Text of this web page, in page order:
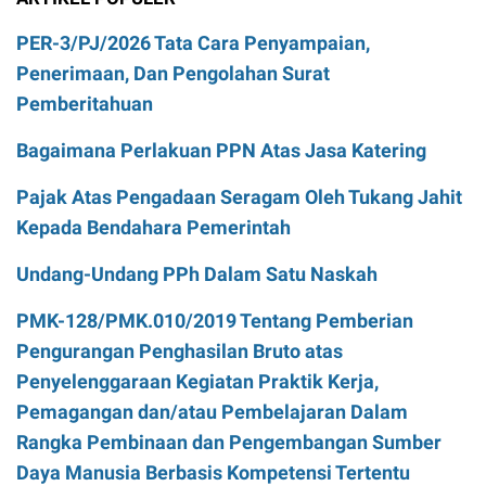
PER-3/PJ/2026 Tata Cara Penyampaian,
Penerimaan, Dan Pengolahan Surat
Pemberitahuan
Bagaimana Perlakuan PPN Atas Jasa Katering
Pajak Atas Pengadaan Seragam Oleh Tukang Jahit
Kepada Bendahara Pemerintah
Undang-Undang PPh Dalam Satu Naskah
PMK-128/PMK.010/2019 Tentang Pemberian
Pengurangan Penghasilan Bruto atas
Penyelenggaraan Kegiatan Praktik Kerja,
Pemagangan dan/atau Pembelajaran Dalam
Rangka Pembinaan dan Pengembangan Sumber
Daya Manusia Berbasis Kompetensi Tertentu